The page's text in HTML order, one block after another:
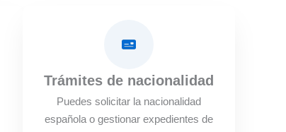
Trámites de nacionalidad
Puedes solicitar la nacionalidad
española o gestionar expedientes de